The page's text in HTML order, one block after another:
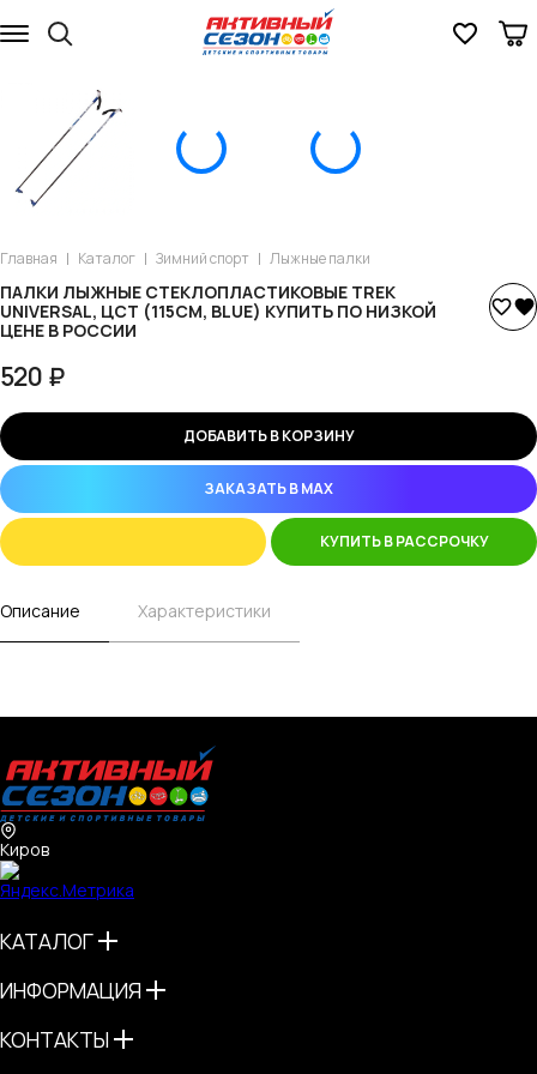
Главная Каталог Зимний спорт Лыжные палки
ПАЛКИ ЛЫЖНЫЕ СТЕКЛОПЛАСТИКОВЫЕ TREK
UNIVERSAL, ЦСТ (115СМ, BLUE) КУПИТЬ ПО НИЗКОЙ
ЦЕНЕ В РОССИИ
520 ₽
ДОБАВИТЬ В КОРЗИНУ
ЗАКАЗАТЬ В MAX
КУПИТЬ В РАССРОЧКУ
Описание Характеристики
Киров
КАТАЛОГ
ИНФОРМАЦИЯ
КОНТАКТЫ